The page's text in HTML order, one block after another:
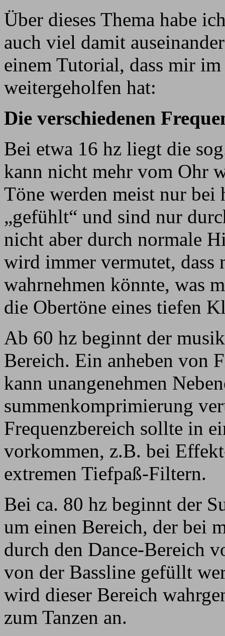
Über dieses Thema habe
auch viel damit
einem Tutorial, dass mir
weitergeholfen hat:
Die verschiedenen
Bei etwa 16 hz liegt die
kann nicht mehr vom Ohr
Töne werden meist nur
„gefühlt“ und sind nur
nicht aber durch normale
wird immer vermutet, dass
wahrnehmen könnte, was
die Obertöne eines tiefen
Ab 60 hz beginnt der
Bereich. Ein anheben von
kann unangenehmen
summenkomprimierung
Frequenzbereich sollte in
vorkommen, z.B. bei
extremen Tiefpaß-Filtern.
Bei ca. 80 hz beginnt der
um einen Bereich, der bei
durch den Dance-Bereich
von der Bassline gefüllt
wird dieser Bereich
zum Tanzen an.